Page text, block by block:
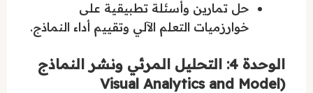
حل تمارين وأسئلة تطبيقية على
خوارزميات التعلم الآلي وتقييم أداء النماذج.
الوحدة 4: التحليل المرئي ونشر النماذج
(Visual Analytics and Model